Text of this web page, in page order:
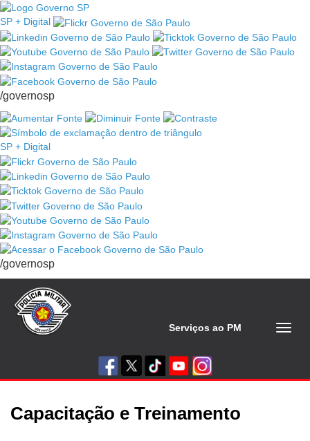
SP + Digital
/governosp
SP + Digital
/governosp
Serviços ao PM
Capacitação e Treinamento